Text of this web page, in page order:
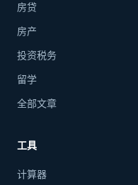
房贷
房产
投资税务
留学
全部文章
工具
计算器